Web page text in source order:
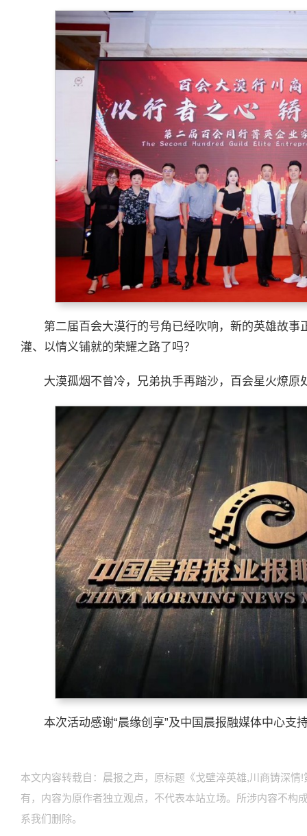
第二届百会大漠行的号角已经吹响，新的英雄故
灌、以情义铺就的荣耀之路了吗？
大漠孤烟不曾冷，兄弟执手再踏沙，百会星火燎原
本次活动感谢“晨缘创享”及中国晨报融媒体中心支
本文内容转载自：晨报之声，原标题《戈壁淬英雄,川商铸深
有，内容为原作者独立观点，不代表本站立场。所涉内容不构
系我们删除。